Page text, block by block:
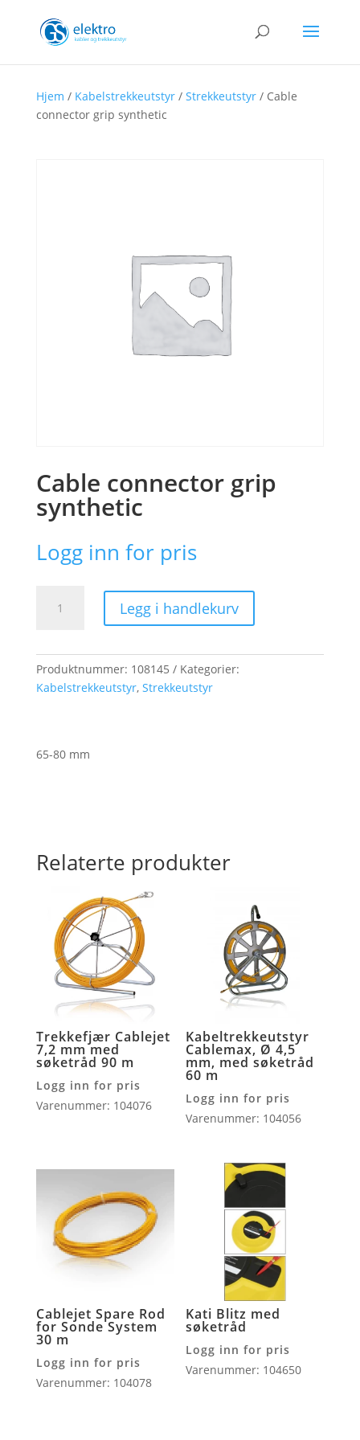
Hjem / Kabelstrekkeutstyr/ Strekkeutstyr/ Cable
connector grip synthetic
Cable connector grip
synthetic
Logg inn for pris
connector
antall
Legg i handlekurv
Produktnummer: 108145
Kategorier:
Kabelstrekkeutstyr, Strekkeutstyr
65-80 mm
Relaterte produkter
Trekkefjær Cablejet
7,2 mm med
søketråd 90 m
Logg inn for pris
Varenummer: 104076
Kabeltrekkeutstyr
Cablemax, Ø 4,5
mm, med søketråd
60 m
Logg inn for pris
Varenummer: 104056
Cablejet Spare Rod
for Sonde System
30 m
Logg inn for pris
Varenummer: 104078
Kati Blitz med
søketråd
Logg inn for pris
Varenummer: 104650